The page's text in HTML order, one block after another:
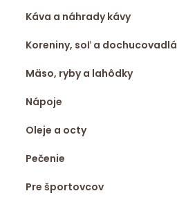
Káva a náhrady kávy
Koreniny, soľ a dochucovadlá
Mäso, ryby a lahôdky
Nápoje
Oleje a octy
Pečenie
Pre športovcov